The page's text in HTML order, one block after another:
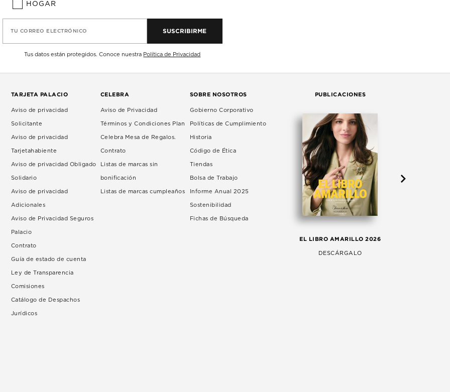
HOGAR
TU CORREO ELECTRÓNICO SUSCRIBIRME
Tus datos están protegidos. Conoce nuestra Política de Privacidad
TARJETA PALACIO
Aviso de privacidad
Solicitante
Aviso de privacidad
Tarjetahabiente
Aviso de privacidad Obligado
Solidario
Aviso de privacidad
Adicionales
Aviso de Privacidad Seguros
Palacio
Contrato
Guía de estado de cuenta
Ley de Transparencia
Comisiones
Catálogo de Despachos
Jurídicos
CELEBRA
Aviso de Privacidad
Términos y Condiciones Plan
Celebra Mesa de Regalos.
Contrato
Listas de marcas sin
bonificación
Listas de marcas cumpleaños
SOBRE NOSOTROS
Gobierno Corporativo
Políticas de Cumplimiento
Historia
Código de Ética
Tiendas
Bolsa de Trabajo
Informe Anual 2025
Sostenibilidad
Fichas de Búsqueda
PUBLICACIONES
EL LIBRO AMARILLO 2026
DESCÁRGALO